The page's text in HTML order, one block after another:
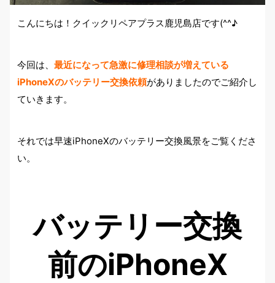
こんにちは！クイックリペアプラス鹿児島店です(^^♪
今回は、 最近になって急激に修理相談が増えている
iPhoneXのバッテリー交換依頼がありましたのでご紹介し
ていきます。
それでは早速iPhoneXのバッテリー交換風景をご覧くださ
い。
バッテリー交換
前のiPhoneX